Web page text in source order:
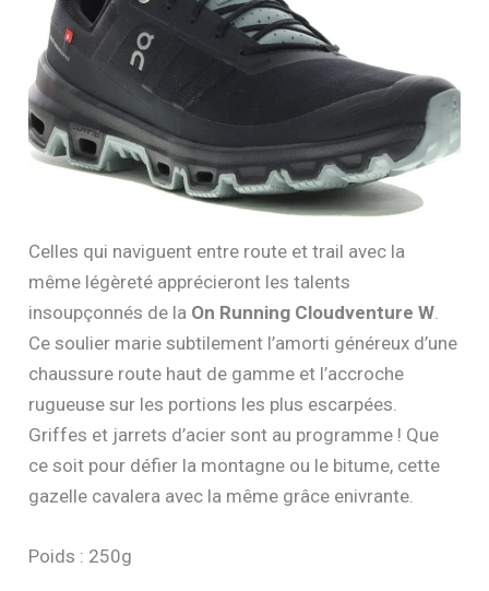
Celles qui naviguent entre route et trail avec la
même légèreté apprécieront les talents
insoupçonnés de la On Running Cloudventure W.
Ce soulier marie subtilement l’amorti généreux d’une
chaussure route haut de gamme et l’accroche
rugueuse sur les portions les plus escarpées.
Griffes et jarrets d’acier sont au programme ! Que
ce soit pour défier la montagne ou le bitume, cette
gazelle cavalera avec la même grâce enivrante.
Poids : 250g